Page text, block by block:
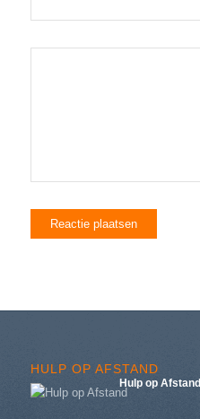
HULP OP AFSTAND
Hulp op Afstand